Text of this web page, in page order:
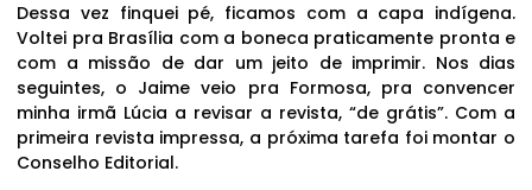
Dessa vez finquei pé, ficamos com a capa indígena.
Voltei pra Brasília com a boneca praticamente pronta e
com a missão de dar um jeito de imprimir. Nos dias
seguintes, o Jaime veio pra Formosa, pra convencer
minha irmã Lúcia a revisar a revista, “de grátis”. Com a
primeira revista impressa, a próxima tarefa foi montar o
Conselho Editorial.